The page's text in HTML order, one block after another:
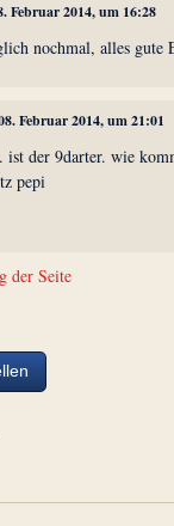
Februar 2014, um 16:28
nochmal, alles gute
Februar 2014, um 21:01
ist der 9darter. wie
pepi
der Seite